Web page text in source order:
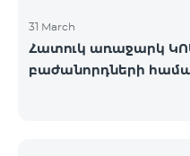
31 March
Հատուկ առաջարկ
բաժանորդների